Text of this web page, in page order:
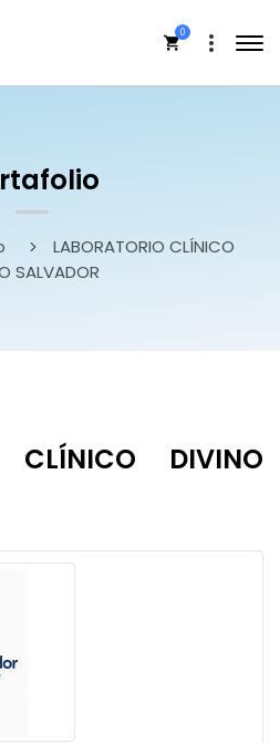
0
LABORATORIO CLÍNICO
SALVADOR
CLÍNICO DIVINO